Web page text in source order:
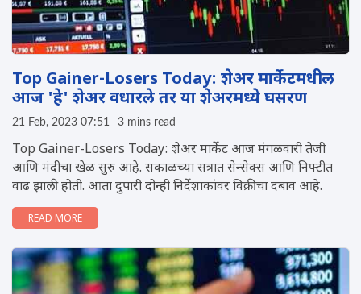
Top Gainer-Losers Today: शेअर मार्केटमधील
आज 'हे' शेअर वधारले तर या शेअरमध्ये घसरण
21 Feb, 2023 07:51 3 mins read
Top Gainer-Losers Today: शेअर मार्केट आज मंगळवारी तेजी
आणि मंदीचा खेळ सुरु आहे. सकाळच्या सत्रात सेन्सेक्स आणि निफ्टीत
वाढ झाली होती. आता दुपारी दोन्ही निर्देशांकांवर विक्रीचा दबाव आहे.
READ MORE